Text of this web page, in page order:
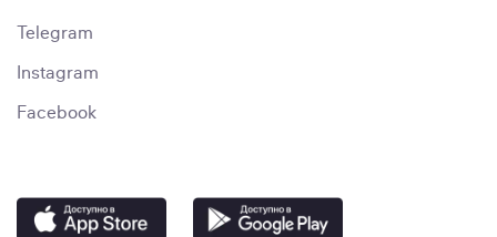
Telegram
Instagram
Facebook